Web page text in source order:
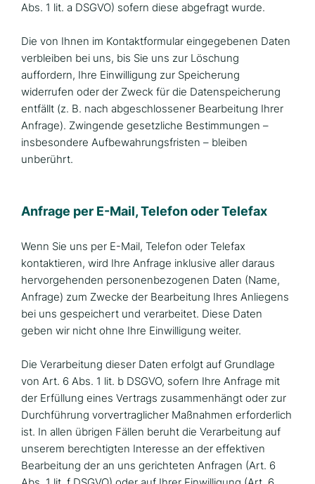
Abs. 1 lit. a DSGVO) sofern diese abgefragt wurde.
Die von Ihnen im Kontaktformular eingegebenen Daten
verbleiben bei uns, bis Sie uns zur Löschung
auffordern, Ihre Einwilligung zur Speicherung
widerrufen oder der Zweck für die Datenspeicherung
entfällt (z. B. nach abgeschlossener Bearbeitung Ihrer
Anfrage). Zwingende gesetzliche Bestimmungen –
insbesondere Aufbewahrungsfristen – bleiben
unberührt.
Anfrage per E-Mail, Telefon oder Telefax
Wenn Sie uns per E-Mail, Telefon oder Telefax
kontaktieren, wird Ihre Anfrage inklusive aller daraus
hervorgehenden personenbezogenen Daten (Name,
Anfrage) zum Zwecke der Bearbeitung Ihres Anliegens
bei uns gespeichert und verarbeitet. Diese Daten
geben wir nicht ohne Ihre Einwilligung weiter.
Die Verarbeitung dieser Daten erfolgt auf Grundlage
von Art. 6 Abs. 1 lit. b DSGVO, sofern Ihre Anfrage mit
der Erfüllung eines Vertrags zusammenhängt oder zur
Durchführung vorvertraglicher Maßnahmen erforderlich
ist. In allen übrigen Fällen beruht die Verarbeitung auf
unserem berechtigten Interesse an der effektiven
Bearbeitung der an uns gerichteten Anfragen (Art. 6